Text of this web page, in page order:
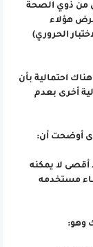
من ذوي الصحة
هؤلاء
الحروري)
احتمالية بأن
أخرى بعدم
أوضحت أن:
أقصى لا يمكنه
مستخدمه
وهو: